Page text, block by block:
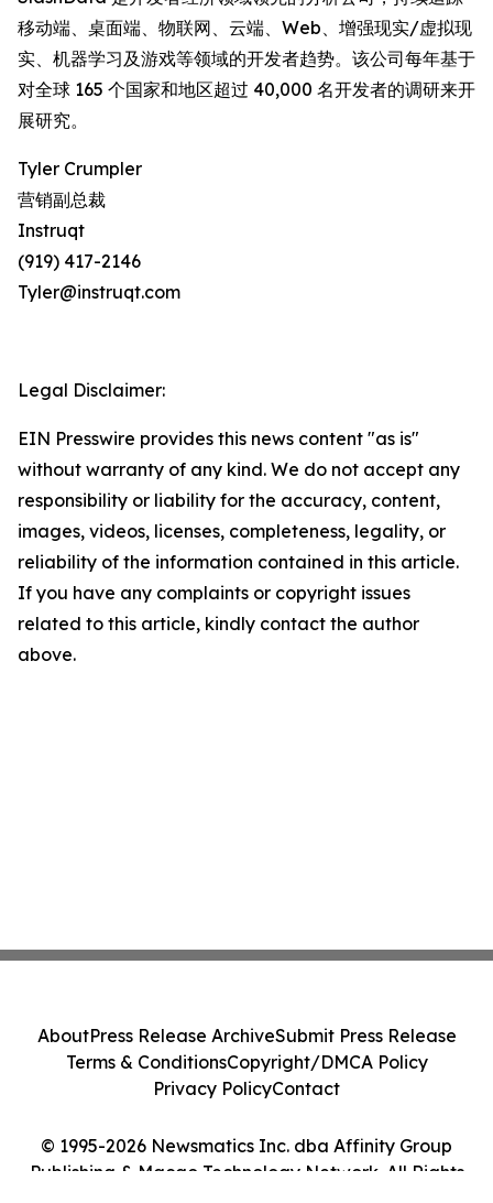
移动端、桌面端、物联网、云端、Web、增强现实/虚拟现
实、机器学习及游戏等领域的开发者趋势。该公司每年基于
对全球 165 个国家和地区超过 40,000 名开发者的调研来开
展研究。
Tyler Crumpler
营销副总裁
Instruqt
(919) 417-2146
Tyler@instruqt.com
Legal Disclaimer:
EIN Presswire provides this news content "as is"
without warranty of any kind. We do not accept any
responsibility or liability for the accuracy, content,
images, videos, licenses, completeness, legality, or
reliability of the information contained in this article.
If you have any complaints or copyright issues
related to this article, kindly contact the author
above.
© 1995-2026 Newsmatics Inc. dba Affinity Group
Publishing & Macao Technology Network. All Rights
AboutPress Release ArchiveSubmit Press Release
Terms & ConditionsCopyright/DMCA Policy
Privacy PolicyContact